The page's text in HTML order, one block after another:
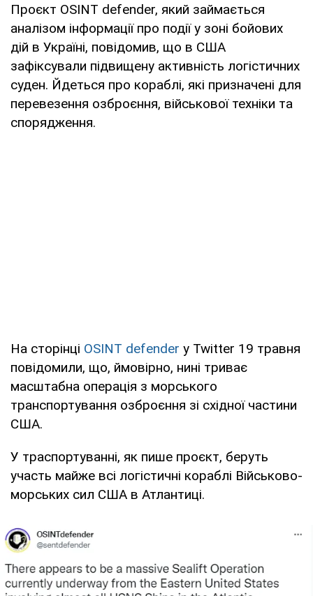
Проєкт OSINT defender, який займається
аналізом інформації про події у зоні бойових
дій в Україні, повідомив, що в США
зафіксували підвищену активність логістичних
суден. Йдеться про кораблі, які призначені для
перевезення озброєння, військової техніки та
спорядження.
На сторінці OSINT defender у Twitter 19 травня
повідомили, що, ймовірно, нині триває
масштабна операція з морського
транспортування озброєння зі східної частини
США.
У траспортуванні, як пише проєкт, беруть
участь майже всі логістичні кораблі Військово-
морських сил США в Атлантиці.